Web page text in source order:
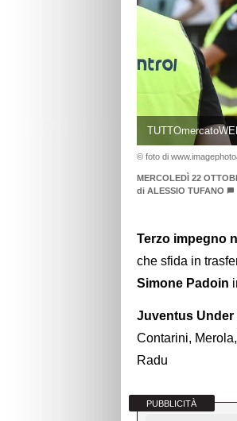
© foto di
MERCOLEDÌ 22
di ALESSIO TUFANO
Terzo impegno
che sfida in
Simone Padoin
Juventus Under
Contarini,
Radu
PUBBLICITÀ